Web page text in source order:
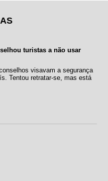
turistas a não usar
visavam a segurança
Tentou retratar-se, mas está